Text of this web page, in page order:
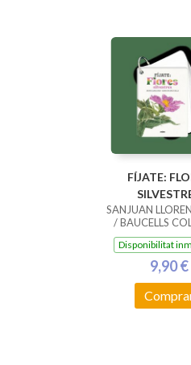
FÍJATE:
SANJUAN
/ BAUCELLS
RAMON
Disponibilitat
9,90 €